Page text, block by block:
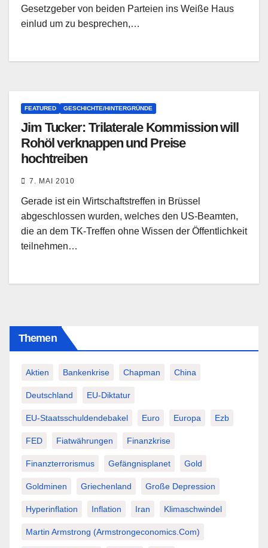
Gesetzgeber von beiden Parteien ins Weiße Haus
einlud um zu besprechen,…
FEATURED GESCHICHTE/HINTERGRÜNDE
Jim Tucker: Trilaterale Kommission will
Rohöl verknappen und Preise
hochtreiben
7. MAI 2010
Gerade ist ein Wirtschaftstreffen in Brüssel
abgeschlossen wurden, welches den US-Beamten,
die an dem TK-Treffen ohne Wissen der Öffentlichkeit
teilnehmen…
Themen
Aktien Bankenkrise Chapman China
Deutschland EU-Diktatur
EU-Staatsschuldendebakel Euro Europa Ezb
FED Fiatwährungen Finanzkrise
Finanzterrorismus Gefängnisplanet Gold
Goldminen Griechenland Große Depression
Hyperinflation Inflation Iran Klimaschwindel
Martin Armstrong (Armstrongeconomics.com)